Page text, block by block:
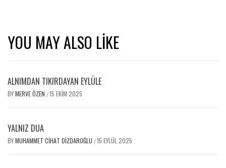
YOU MAY ALSO LIKE
ALNIMDAN TIKIRDAYAN EYLÜLE
BYMERVE ÖZEN /15 EKIM 2025
YALNIZ DUA
BYMUHAMMET CIHAT DIZDAROĞLU /15 EYLÜL 2025